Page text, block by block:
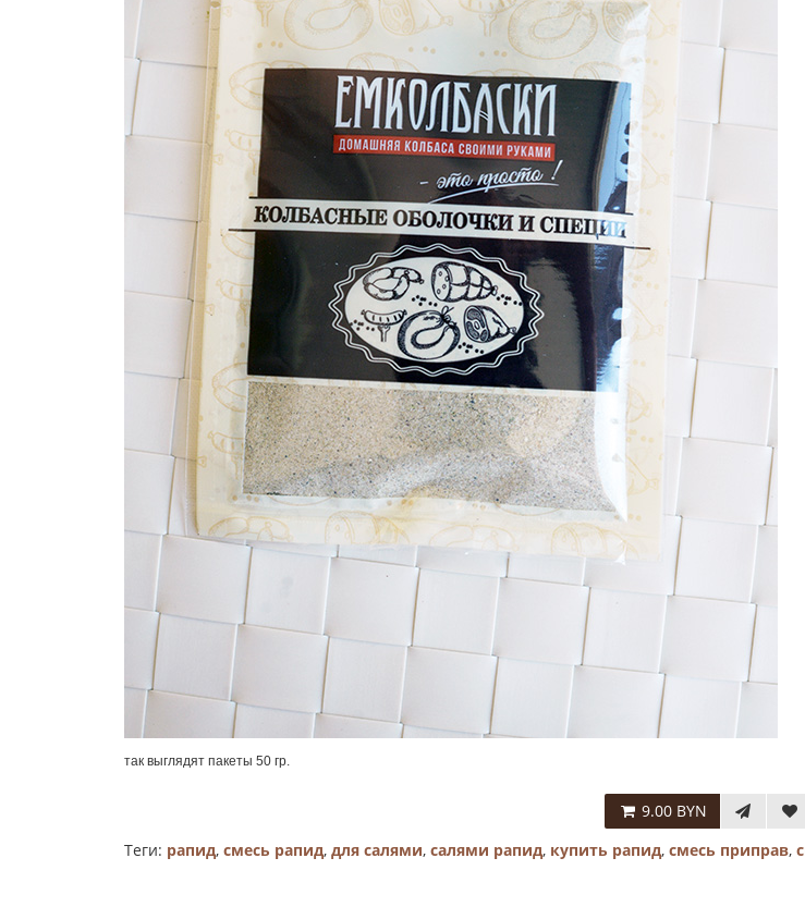
так выглядят пакеты 50 гр.
9.00 BYN
Теги: рапид, смесь рапид, для салями, салями рапид, купить рапид, смесь приправ,